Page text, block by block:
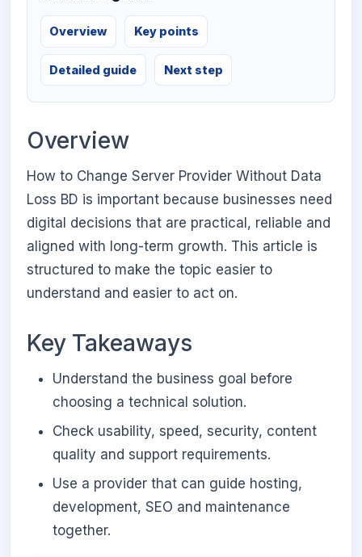
Overview Key points
Detailed guide Next step
Overview
How to Change Server Provider Without Data
Loss BD is important because businesses need
digital decisions that are practical, reliable and
aligned with long-term growth. This article is
structured to make the topic easier to
understand and easier to act on.
Key Takeaways
Understand the business goal before
choosing a technical solution.
Check usability, speed, security, content
quality and support requirements.
Use a provider that can guide hosting,
development, SEO and maintenance
together.